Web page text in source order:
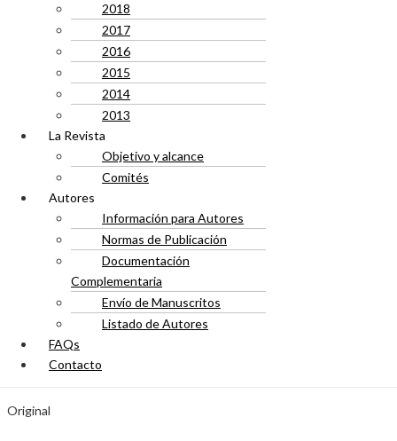
2018
2017
2016
2015
2014
2013
La Revista
Objetivo y alcance
Comités
Autores
Información para Autores
Normas de Publicación
Documentación
Complementaria
Envío de Manuscritos
Listado de Autores
FAQs
Contacto
Original